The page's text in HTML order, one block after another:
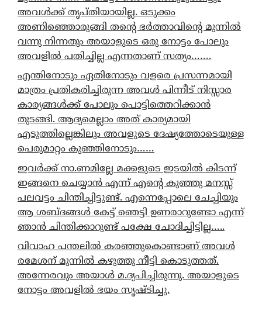
അവൾക്ക് തൃപ്തിയായില്ല. ഒടുക്കം
അണിഞ്ഞൊരുങ്ങി തന്റെ ഭർത്താവിന്റെ മുന്നിൽ
വന്നു നിന്നതും അയാളുടെ ഒരു നോട്ടം പോലും
അവളിൽ പതിച്ചില്ല എന്നതാണ് സത്യം…….
എന്തിനോടും ഏതിനോടും വളരെ പ്രസന്നമായി
മാത്രം പ്രതികരിച്ചിരുന്ന അവൾ പിന്നീട് നിസ്സാര
കാര്യങ്ങൾക്ക് പോലും പൊട്ടിത്തെറിക്കാൻ
തുടങ്ങി. ആദ്യമെല്ലാം അത് കാര്യമായി
എടുത്തില്ലെങ്കിലും അവളുടെ ദേഷ്യത്തോടെയുള്ള
പെരുമാറ്റം കുഞ്ഞിനോടും……
ഇവർക്ക് നാ.ണമില്ലേ മക്കളുടെ ഇടയിൽ കിടന്ന്
ഇങ്ങനെ ചെയ്യാൻ എന്ന് എന്റെ കുഞ്ഞു മനസ്സ്
പലവട്ടം ചിന്തിച്ചിട്ടുണ്ട്. എന്നെപ്പോലെ ചേച്ചിയും
ആ ശബ്ദങ്ങൾ കേട്ട് ഞെട്ടി ഉണരാറുണ്ടോ എന്ന്
ഞാൻ ചിന്തിക്കാറുണ്ട് പക്ഷേ ചോദിച്ചിട്ടില്ല…..
വിവാഹ പന്തലിൽ കരഞ്ഞുകൊണ്ടാണ് അവൾ
രമേശന് മുന്നിൽ കഴുത്തു നീട്ടി കൊടുത്തത്.
അന്നേരവും അയാൾ മ.ദ്യപിച്ചിരുന്നു. അയാളുടെ
നോട്ടം അവളിൽ ഭയം സൃഷ്ടിച്ചു.